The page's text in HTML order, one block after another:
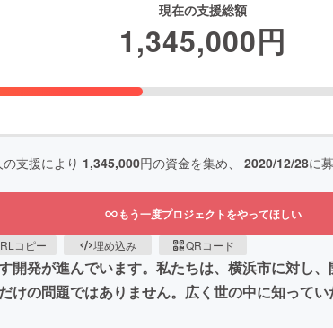
現在の支援総額
1,345,000円
の支援により 1,345,000円の資金を集め、 2020/12/28に
もう一度プロジェクトをやってほしい
コピー 埋め込み QRコード
開発が進んでいます。私たちは、横浜市に対し
けの問題ではありません。広く世の中に知って